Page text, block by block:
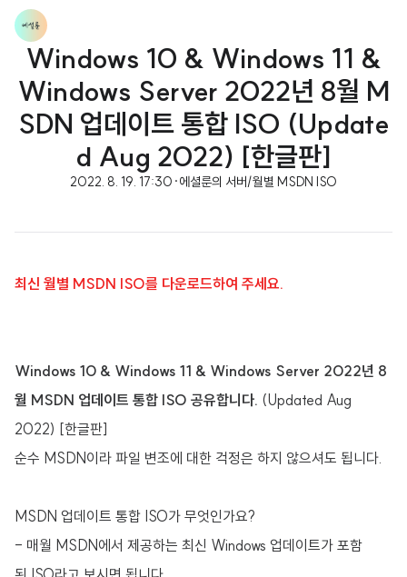
Windows 10 & Windows 11 &
Windows Server 2022년 8월 M
SDN 업데이트 통합 ISO (Update
d Aug 2022) [한글판]
2022. 8. 19. 17:30 ·에셜룬의 서버/월별 MSDN ISO
최신 월별 MSDN ISO를 다운로드하여 주세요.
Windows 10 & Windows 11 & Windows Server 2022년 8
월 MSDN 업데이트 통합 ISO 공유합니다. (Updated Aug
2022) [한글판]
순수 MSDN이라 파일 변조에 대한 걱정은 하지 않으셔도 됩니다.
MSDN 업데이트 통합 ISO가 무엇인가요?
- 매월 MSDN에서 제공하는 최신 Windows 업데이트가 포함